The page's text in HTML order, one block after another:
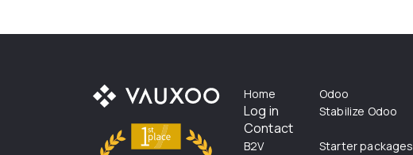
Home
Log in
Contact
B2V
Odoo
Stabilize Odoo
Starter packages